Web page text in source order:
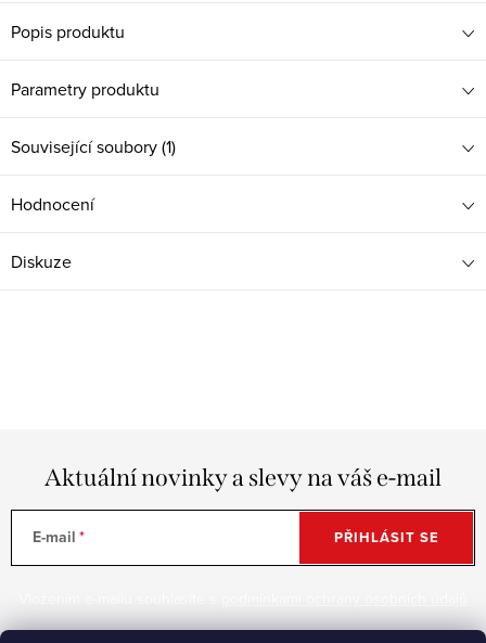
Popis produktu
Parametry produktu
Související soubory (1)
Hodnocení
Diskuze
Aktuální novinky a slevy na váš e-mail
E-mail PŘIHLÁSIT SE